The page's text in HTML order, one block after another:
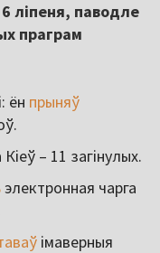
ліпеня, паводле
праграм
ён прыняў
Кіеў – 11 загінулых.
электронная чарга
імаверныя